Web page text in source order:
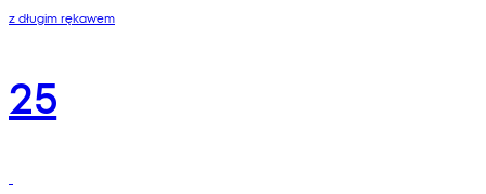
z długim rękawem
25